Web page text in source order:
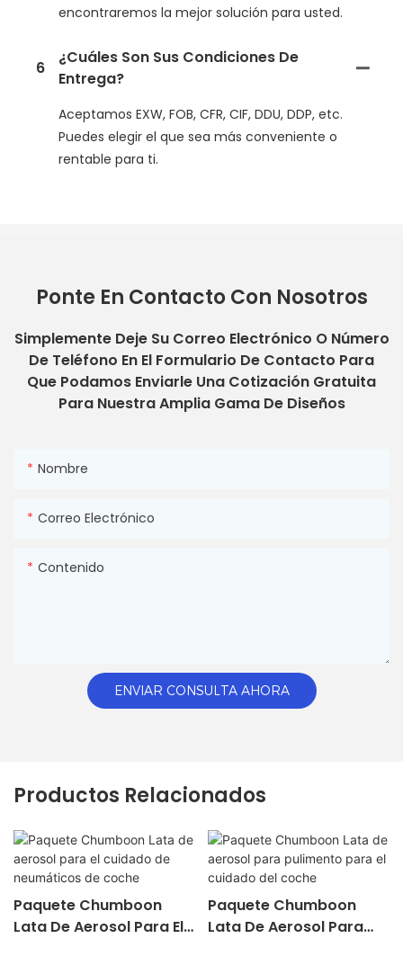
encontraremos la mejor solución para usted.
6
¿Cuáles Son Sus Condiciones De
Entrega?
Aceptamos EXW, FOB, CFR, CIF, DDU, DDP, etc.
Puedes elegir el que sea más conveniente o
rentable para ti.
Ponte En Contacto Con Nosotros
Simplemente Deje Su Correo Electrónico O Número
De Teléfono En El Formulario De Contacto Para
Que Podamos Enviarle Una Cotización Gratuita
Para Nuestra Amplia Gama De Diseños
Nombre
Correo Electrónico
Contenido
ENVIAR CONSULTA AHORA
Productos Relacionados
Paquete Chumboon
Lata De Aerosol Para El
Paquete Chumboon
Lata De Aerosol Para